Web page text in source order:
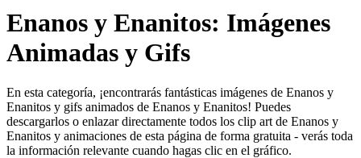
Enanos y Enanitos: Imágenes
Animadas y Gifs
En esta categoría, ¡encontrarás fantásticas imágenes de Enanos y
Enanitos y gifs animados de Enanos y Enanitos! Puedes
descargarlos o enlazar directamente todos los clip art de Enanos y
Enanitos y animaciones de esta página de forma gratuita - verás toda
la información relevante cuando hagas clic en el gráfico.